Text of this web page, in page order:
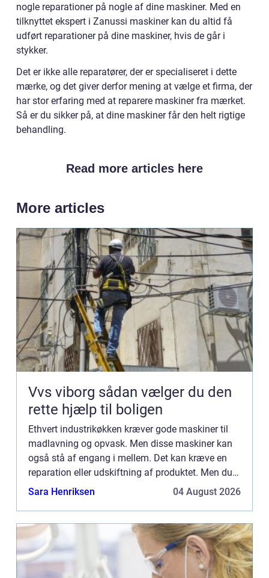
nogle reparationer på nogle af dine maskiner. Med en
tilknyttet ekspert i Zanussi maskiner kan du altid få
udført reparationer på dine maskiner, hvis de går i
stykker.
Det er ikke alle reparatører, der er specialiseret i dette
mærke, og det giver derfor mening at vælge et firma, der
har stor erfaring med at reparere maskiner fra mærket.
Så er du sikker på, at dine maskiner får den helt rigtige
behandling.
Read more articles here
More articles
Vvs viborg sådan vælger du den
rette hjælp til boligen
Ethvert industrikøkken kræver gode maskiner til
madlavning og opvask. Men disse maskiner kan
også stå af engang i mellem. Det kan kræve en
reparation eller udskiftning af produktet. Men du
kan også vælge at få foretaget service på alle
Sara Henriksen 04 August 2026